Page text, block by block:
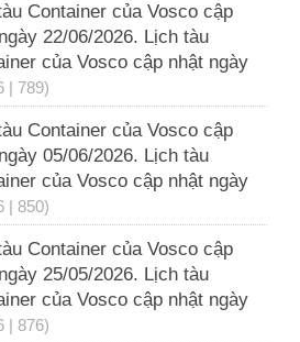
Container của Vosco cập
22/06/2026. Lịch tàu
của Vosco cập nhật ngày
| 789)
Container của Vosco cập
05/06/2026. Lịch tàu
của Vosco cập nhật ngày
| 850)
Container của Vosco cập
25/05/2026. Lịch tàu
của Vosco cập nhật ngày
| 876)